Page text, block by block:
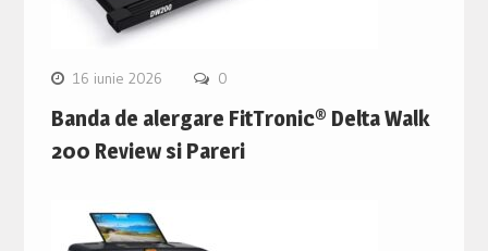
16 iunie 2026 0
Banda de alergare FitTronic® Delta Walk
200 Review si Pareri